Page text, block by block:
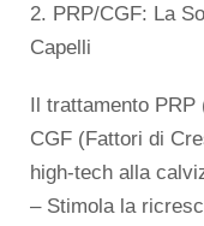
2. PRP/CGF: La
Capelli
Il trattamento
CGF (Fattori di
high-tech alla
– Stimola la